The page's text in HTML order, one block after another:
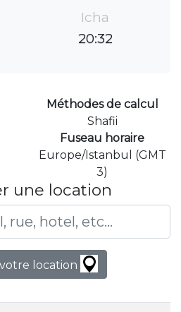
Icha
20:32
Méthodes de calcul
Shafii
Fuseau horaire
Europe/Istanbul (GMT
3)
une location
location